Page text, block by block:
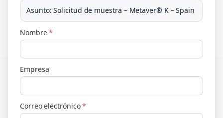
Asunto:Solicitud de muestra – Metaver® K – Spain
Nombre *
Empresa
Correo electrónico *